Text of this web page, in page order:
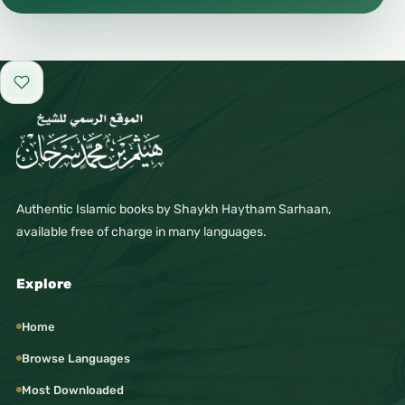
Add to favorites
Authentic Islamic books by Shaykh Haytham Sarhaan,
available free of charge in many languages.
Explore
Home
Browse Languages
Most Downloaded